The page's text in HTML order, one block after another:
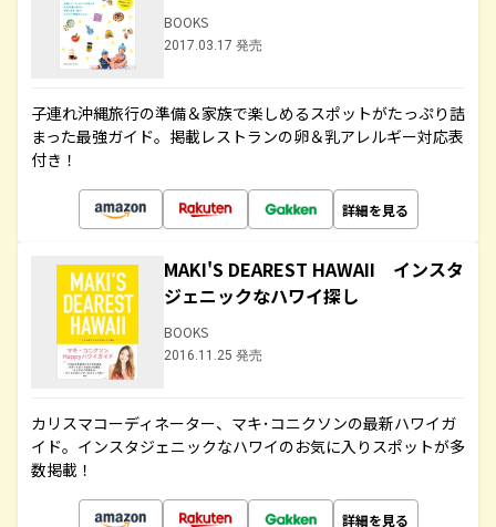
BOOKS
2017.03.17 発売
子連れ沖縄旅行の準備＆家族で楽しめるスポットがたっぷり詰
まった最強ガイド。掲載レストランの卵＆乳アレルギー対応表
付き！
詳細を見る
MAKI'S DEAREST HAWAII インスタ
ジェニックなハワイ探し
BOOKS
2016.11.25 発売
カリスマコーディネーター、マキ･コニクソンの最新ハワイガ
イド。インスタジェニックなハワイのお気に入りスポットが多
数掲載！
詳細を見る